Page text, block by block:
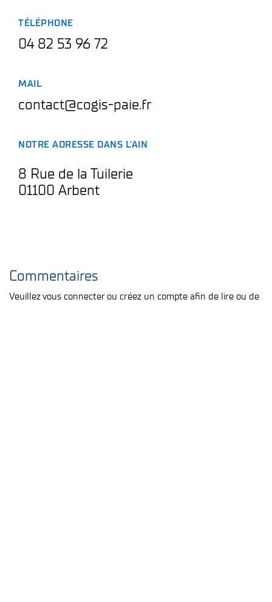
TÉLÉPHONE
04 82 53 96 72
MAIL
contact@cogis-paie.fr
NOTRE ADRESSE DANS L'AIN
8 Rue de la Tuilerie
01100 Arbent
Commentaires
Veuillez vous connecter ou créez un compte afin de lire ou de